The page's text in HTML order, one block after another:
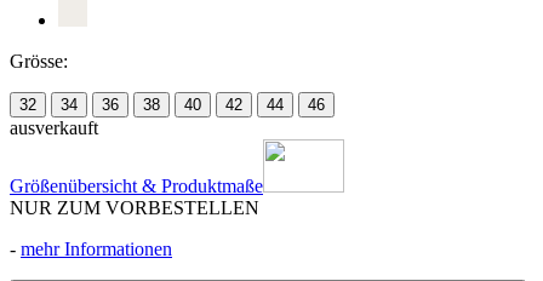
Grösse:
32 34 36 38 40 42 44 46
ausverkauft
Größenübersicht & Produktmaße
NUR ZUM VORBESTELLEN
- mehr Informationen